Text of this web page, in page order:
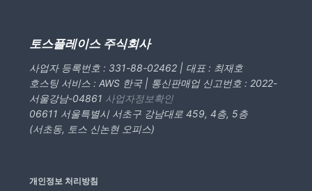
토스플레이스 주식회사
사업자 등록번호 : 331-88-02462 | 대표 : 최재호
호스팅 서비스 : AWS 한국 | 통신판매업 신고번호 : 2022-
서울강남-04861 사업자정보확인
06611 서울특별시 서초구 강남대로 459, 4층, 5층
(서초동, 토스 신논현 오피스)
개인정보 처리방침